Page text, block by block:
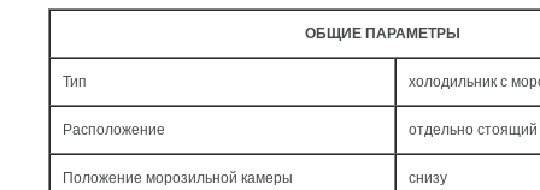
ОБЩИЕ ПАРАМЕТРЫ
Тип холодильник с
Расположение отдельно стоящий
Положение морозильной камеры снизу